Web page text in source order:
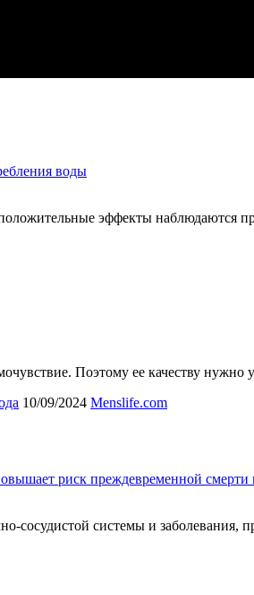
воды
эффекты наблюдаются
Поэтому ее качеству нужно
10/09/2024 Menslife.com
риск преждевременной смерти
системы и заболевания,